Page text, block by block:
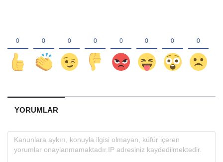
YORUMLAR